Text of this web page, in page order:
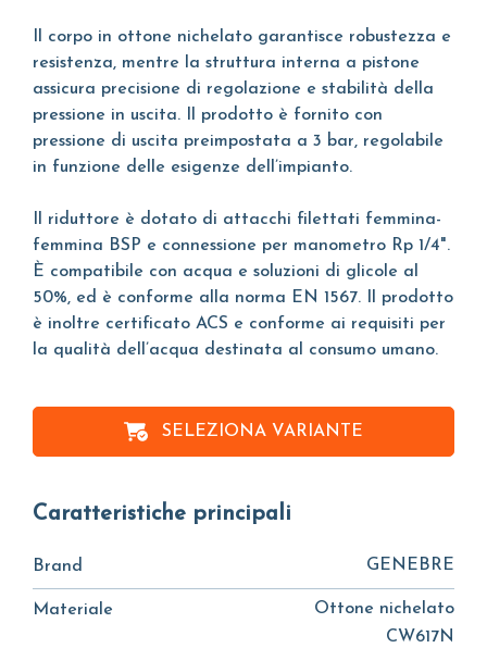
Il corpo in ottone nichelato garantisce robustezza e
resistenza, mentre la struttura interna a pistone
assicura precisione di regolazione e stabilità della
pressione in uscita. Il prodotto è fornito con
pressione di uscita preimpostata a 3 bar, regolabile
in funzione delle esigenze dell’impianto.
Il riduttore è dotato di attacchi filettati femmina-
femmina BSP e connessione per manometro Rp 1/4".
È compatibile con acqua e soluzioni di glicole al
50%, ed è conforme alla norma EN 1567. Il prodotto
è inoltre certificato ACS e conforme ai requisiti per
la qualità dell’acqua destinata al consumo umano.
SELEZIONA VARIANTE
Caratteristiche principali
Brand GENEBRE
Materiale
Ottone nichelato
CW617N